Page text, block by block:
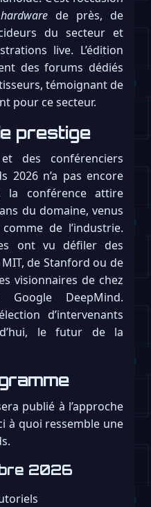
hardware de près, de
du secteur et
live. L’édition
des forums dédiés
témoignant de
pour ce secteur.
prestige
des conférenciers
2026 n’a pas encore
la conférence attire
du domaine, venus
de l’industrie.
ont vu défiler des
de Stanford ou de
visionnaires de chez
DeepMind.
d’intervenants
le futur de la
publié à l’approche
à quoi ressemble une
2026